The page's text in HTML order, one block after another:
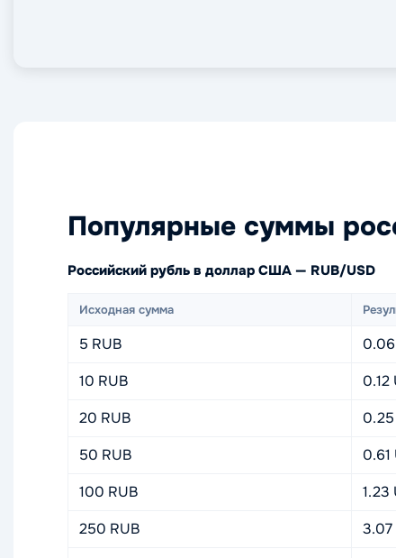
Популярные суммы
Российский рубль в доллар США — RUB/USD
Исходная сумма
5 RUB
10 RUB
0.12
20 RUB
0.25
50 RUB
0.61
100 RUB
1.23
250 RUB
3.07